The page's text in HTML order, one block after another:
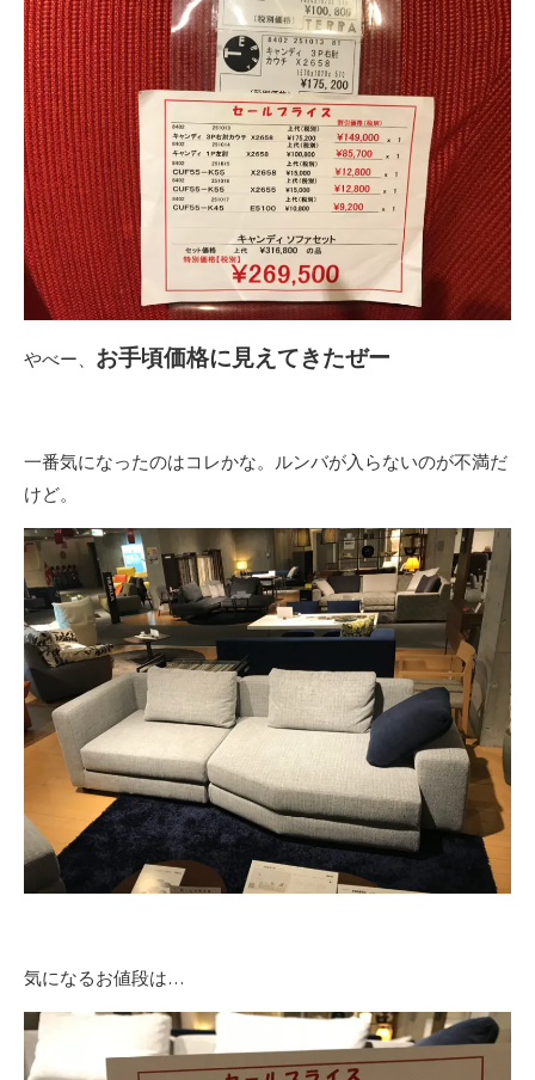
やべー、 お手頃価格に見えてきたぜー
一番気になったのはコレかな。ルンバが入らないのが不満だ
けど。
気になるお値段は…